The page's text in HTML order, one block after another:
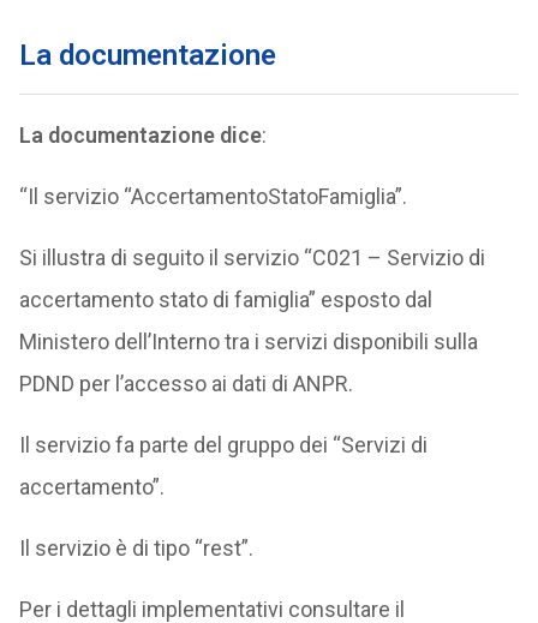
La documentazione
La documentazione dice:
“Il servizio “AccertamentoStatoFamiglia”.
Si illustra di seguito il servizio “C021 – Servizio di
accertamento stato di famiglia” esposto dal
Ministero dell’Interno tra i servizi disponibili sulla
PDND per l’accesso ai dati di ANPR.
Il servizio fa parte del gruppo dei “Servizi di
accertamento”.
Il servizio è di tipo “rest”.
Per i dettagli implementativi consultare il